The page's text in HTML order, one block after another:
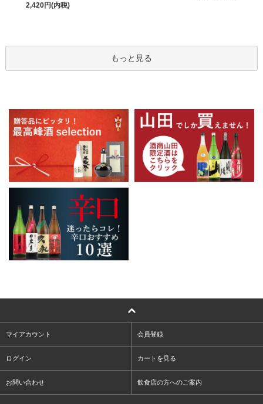
2,420円(内税)
もっと見る
マイアカウント 会員登録
ログイン カートを見る
お問い合わせ 飲食店の方へのご案内